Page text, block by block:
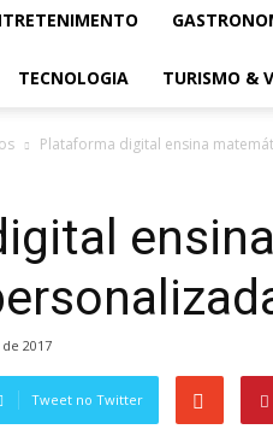
TECNOLOGIA TURISMO &
Plataforma digital ensina
2017
Tweet no Twitter